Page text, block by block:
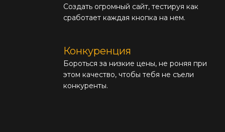
Создать огромный сайт, тестируя как
сработает каждая кнопка на нем.
Конкуренция
Бороться за низкие цены, не роняя при
этом качество, чтобы тебя не съели
конкуренты.